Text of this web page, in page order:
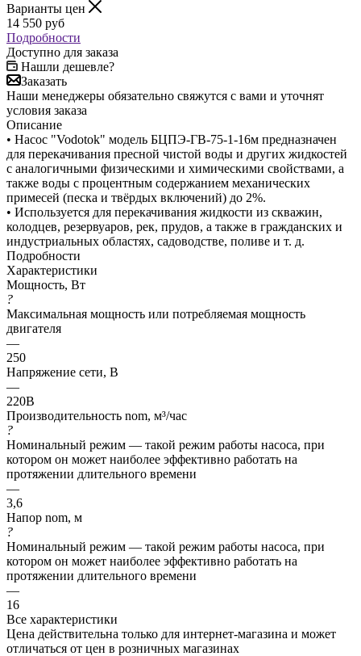
Варианты цен
14 550 руб
Подробности
Доступно для заказа
Нашли дешевле?
Заказать
Наши менеджеры обязательно свяжутся с вами и уточнят
условия заказа
Описание
• Насос "Vodotok" модель БЦПЭ-ГВ-75-1-16м предназначен
для перекачивания пресной чистой воды и других жидкостей
с аналогичными физическими и химическими свойствами, а
также воды с процентным содержанием механических
примесей (песка и твёрдых включений) до 2%.
• Используется для перекачивания жидкости из скважин,
колодцев, резервуаров, рек, прудов, а также в гражданских и
индустриальных областях, садоводстве, поливе и т. д.
Подробности
Характеристики
Мощность, Вт
?
Максимальная мощность или потребляемая мощность
двигателя
—
250
Напряжение сети, В
—
220В
Производительность nom, м³/час
?
Номинальный режим — такой режим работы насоса, при
котором он может наиболее эффективно работать на
протяжении длительного времени
—
3,6
Напор nom, м
?
Номинальный режим — такой режим работы насоса, при
котором он может наиболее эффективно работать на
протяжении длительного времени
—
16
Все характеристики
Цена действительна только для интернет-магазина и может
отличаться от цен в розничных магазинах